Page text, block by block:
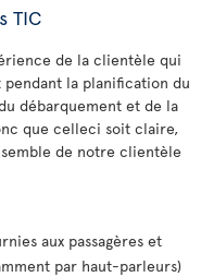
TIC
de la clientèle qui
pendant la planification du
débarquement et de la
que celleci soit claire,
de notre clientèle
aux passagères et
par haut-parleurs)